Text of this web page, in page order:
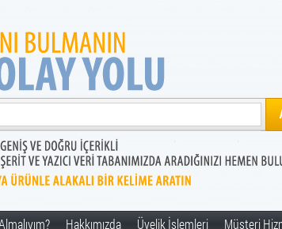
Hakkımızda Üyelik İşlemleri Müşteri